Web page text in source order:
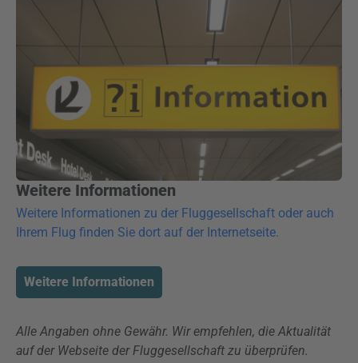
Weitere Informationen
Weitere Informationen zu der Fluggesellschaft oder auch
Ihrem Flug finden Sie dort auf der Internetseite.
Weitere Informationen
Alle Angaben ohne Gewähr. Wir empfehlen, die Aktualität
auf der Webseite der Fluggesellschaft zu überprüfen.